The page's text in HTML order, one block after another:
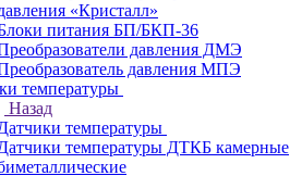
«Кристалл»
питания БП/БКП-36
давления ДМЭ
давления МПЭ
температуры
Назад
температуры
температуры ДТКБ камерные